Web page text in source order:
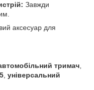
Завжди
аксесуар для
тримач,
, універсальний